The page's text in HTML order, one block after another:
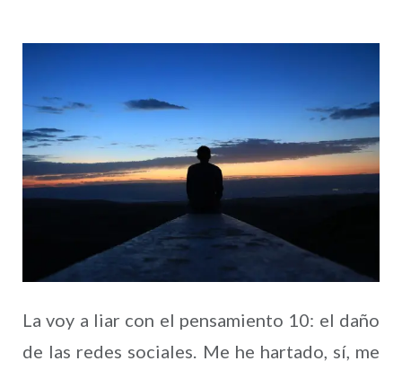
La voy a liar con el pensamiento 10: el daño
de las redes sociales. Me he hartado, sí, me